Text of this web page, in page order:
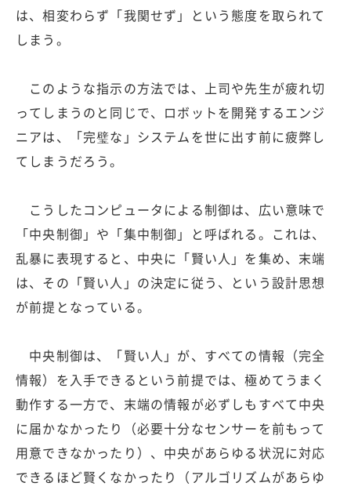
は、相変わらず「我関せず」という態度を取られて
しまう。
このような指示の方法では、上司や先生が疲れ切
ってしまうのと同じで、ロボットを開発するエンジ
ニアは、「完璧な」システムを世に出す前に疲弊し
てしまうだろう。
こうしたコンピュータによる制御は、広い意味で
「中央制御」や「集中制御」と呼ばれる。これは、
乱暴に表現すると、中央に「賢い人」を集め、末端
は、その「賢い人」の決定に従う、という設計思想
が前提となっている。
中央制御は、「賢い人」が、すべての情報（完全
情報）を入手できるという前提では、極めてうまく
動作する一方で、末端の情報が必ずしもすべて中央
に届かなかったり（必要十分なセンサーを前もって
用意できなかったり）、中央があらゆる状況に対応
できるほど賢くなかったり（アルゴリズムがあらゆ